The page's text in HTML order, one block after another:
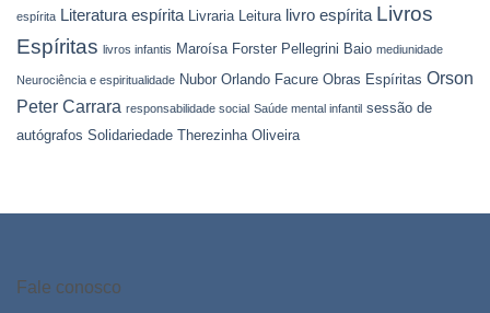
espírita Literatura espírita Livraria Leitura livro espírita Livros
Espíritas livros infantis Maroísa Forster Pellegrini Baio mediunidade
Neurociência e espiritualidade Nubor Orlando Facure Obras Espíritas Orson
Peter Carrara responsabilidade social Saúde mental infantil sessão de
autógrafos Solidariedade Therezinha Oliveira
Fale conosco